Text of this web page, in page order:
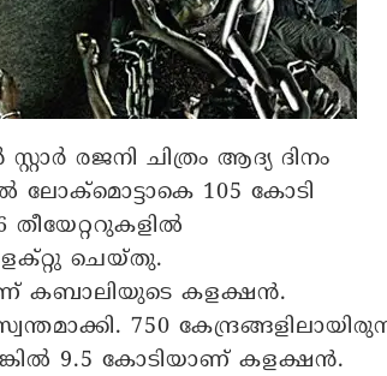
രജനി ചിത്രം ആദ്യ ദിനം
ലോക്‌മൊട്ടാകെ 105 കോടി
ചെയ്തു.
കബാലിയുടെ കളക്ഷന്‍.
750
9.5 കോടിയാണ് കളക്ഷന്‍.